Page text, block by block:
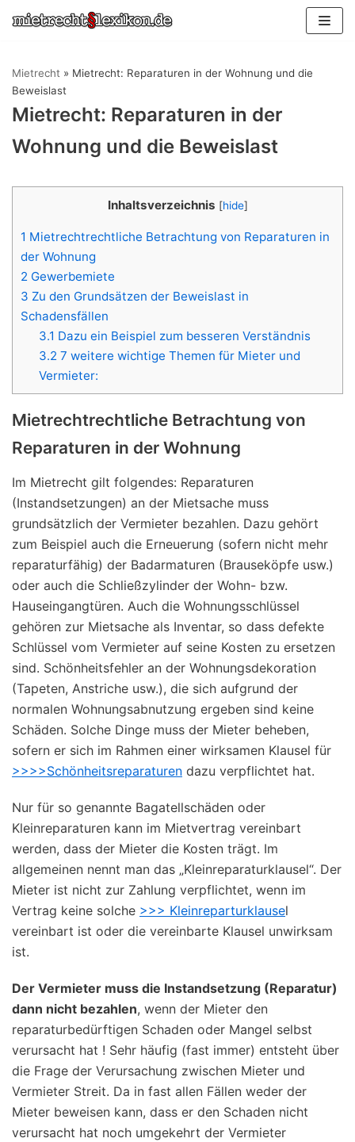
Zum
Mietrecht » Mietrecht: Reparaturen in der Wohnung und die
Beweislast
Mietrecht: Reparaturen in der
Wohnung und die Beweislast
Inhaltsverzeichnis [hide]
1 Mietrechtrechtliche Betrachtung von Reparaturen in
der Wohnung
2 Gewerbemiete
3 Zu den Grundsätzen der Beweislast in
Schadensfällen
3.1 Dazu ein Beispiel zum besseren Verständnis
3.2 7 weitere wichtige Themen für Mieter und
Vermieter:
Mietrechtrechtliche Betrachtung von
Reparaturen in der Wohnung
Im Mietrecht gilt folgendes: Reparaturen
(Instandsetzungen) an der Mietsache muss
grundsätzlich der Vermieter bezahlen. Dazu gehört
zum Beispiel auch die Erneuerung (sofern nicht mehr
reparaturfähig) der Badarmaturen (Brauseköpfe usw.)
oder auch die Schließzylinder der Wohn- bzw.
Hauseingangtüren. Auch die Wohnungsschlüssel
gehören zur Mietsache als Inventar, so dass defekte
Schlüssel vom Vermieter auf seine Kosten zu ersetzen
sind. Schönheitsfehler an der Wohnungsdekoration
(Tapeten, Anstriche usw.), die sich aufgrund der
normalen Wohnungsabnutzung ergeben sind keine
Schäden. Solche Dinge muss der Mieter beheben,
sofern er sich im Rahmen einer wirksamen Klausel für
>>>>Schönheitsreparaturen dazu verpflichtet hat.
Nur für so genannte Bagatellschäden oder
Kleinreparaturen kann im Mietvertrag vereinbart
werden, dass der Mieter die Kosten trägt. Im
allgemeinen nennt man das „Kleinreparaturklausel“. Der
Mieter ist nicht zur Zahlung verpflichtet, wenn im
Vertrag keine solche >>> Kleinreparturklausel
vereinbart ist oder die vereinbarte Klausel unwirksam
ist.
Der Vermieter muss die Instandsetzung (Reparatur)
dann nicht bezahlen, wenn der Mieter den
reparaturbedürftigen Schaden oder Mangel selbst
verursacht hat ! Sehr häufig (fast immer) entsteht über
die Frage der Verursachung zwischen Mieter und
Vermieter Streit. Da in fast allen Fällen weder der
Mieter beweisen kann, dass er den Schaden nicht
verursacht hat noch umgekehrt der Vermieter